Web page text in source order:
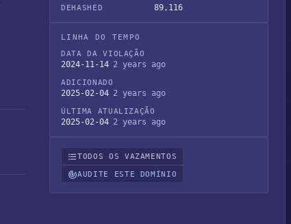
DEHASHED 89,116
LINHA DO TEMPO
DATA DA VIOLAÇÃO
2024-11-14 2 years ago
ADICIONADO
2025-02-04 2 years ago
ÚLTIMA ATUALIZAÇÃO
2025-02-04 2 years ago
TODOS OS VAZAMENTOS
AUDITE ESTE DOMÍNIO